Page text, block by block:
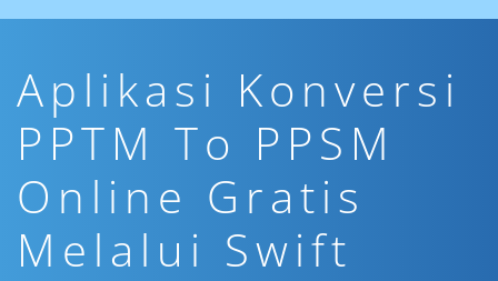
Aplikasi Konversi
PPTM To PPSM
Online Gratis
Melalui Swift